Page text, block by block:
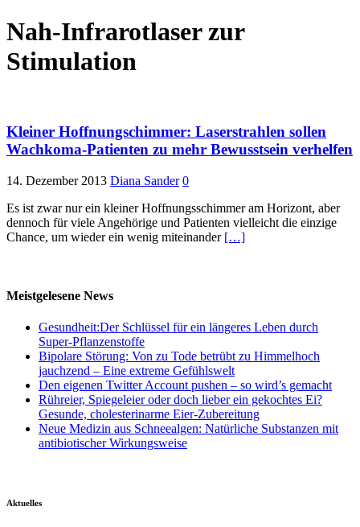
Nah-Infrarotlaser zur
Stimulation
Kleiner Hoffnungschimmer: Laserstrahlen sollen
Wachkoma-Patienten zu mehr Bewusstsein verhelfen
14. Dezember 2013 Diana Sander 0
Es ist zwar nur ein kleiner Hoffnungsschimmer am Horizont, aber
dennoch für viele Angehörige und Patienten vielleicht die einzige
Chance, um wieder ein wenig miteinander […]
Meistgelesene News
Gesundheit:Der Schlüssel für ein längeres Leben durch
Super-Pflanzenstoffe
Bipolare Störung: Von zu Tode betrübt zu Himmelhoch
jauchzend – Eine extreme Gefühlswelt
Den eigenen Twitter Account pushen – so wird’s gemacht
Rühreier, Spiegeleier oder doch lieber ein gekochtes Ei?
Gesunde, cholesterinarme Eier-Zubereitung
Neue Medizin aus Schneealgen: Natürliche Substanzen mit
antibiotischer Wirkungsweise
Aktuelles